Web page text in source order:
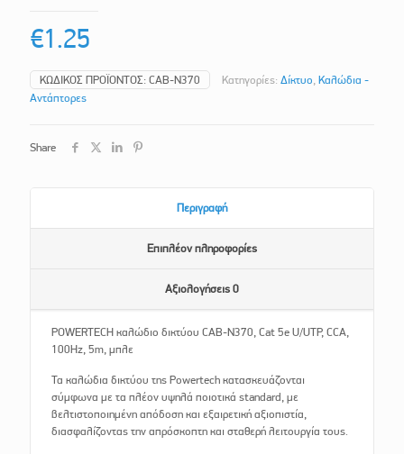
€1.25
ΚΩΔΙΚΌΣ ΠΡΟΪΌΝΤΟΣ: CAB-N370 Κατηγορίες: Δίκτυο, Καλώδια -
Αντάπτορες
Share
Περιγραφή
Επιπλέον πληροφορίες
Αξιολογήσεις 0
POWERTECH καλώδιο δικτύου CAB-N370, Cat 5e U/UTP, CCA,
100Hz, 5m, μπλε
Τα καλώδια δικτύου της Powertech κατασκευάζονται
σύμφωνα με τα πλέον υψηλά ποιοτικά standard, με
βελτιστοποιημένη απόδοση και εξαιρετική αξιοπιστία,
διασφαλίζοντας την απρόσκοπτη και σταθερή λειτουργία τους.